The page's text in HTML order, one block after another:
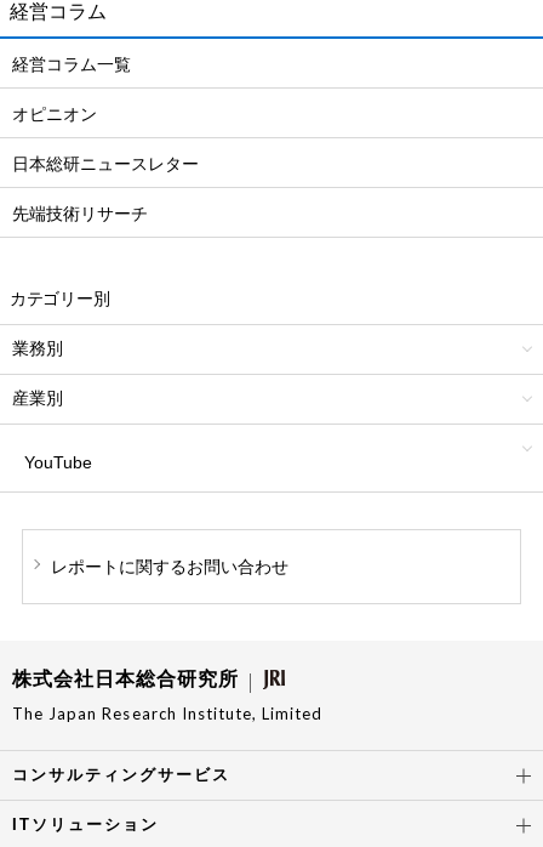
経営コラム
経営コラム一覧
オピニオン
日本総研ニュースレター
先端技術リサーチ
カテゴリー別
業務別
産業別
YouTube
レポートに関するお問い合わせ
株式会社日本総合研究所
The Japan Research Institute, Limited
コンサルティングサービス
ITソリューション